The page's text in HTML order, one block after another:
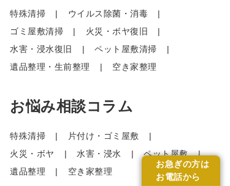
特殊清掃
ウイルス除菌・消毒
ゴミ屋敷清掃
火災・ボヤ復旧
水害・浸水復旧
ペット屋敷清掃
遺品整理・生前整理
空き家整理
お悩み相談コラム
特殊清掃
片付け・ゴミ屋敷
火災・ボヤ
水害・浸水
ペット屋敷
遺品整理
空き家整理
お急ぎの方は
お電話から